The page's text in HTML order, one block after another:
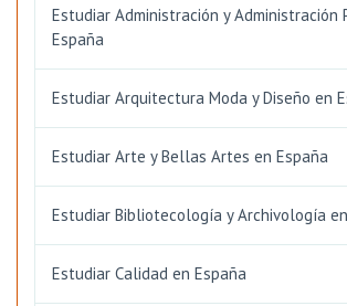
Estudiar Administración y Administración
España
Estudiar Arquitectura Moda y Diseño en
Estudiar Arte y Bellas Artes en España
Estudiar Bibliotecología y Archivología
Estudiar Calidad en España